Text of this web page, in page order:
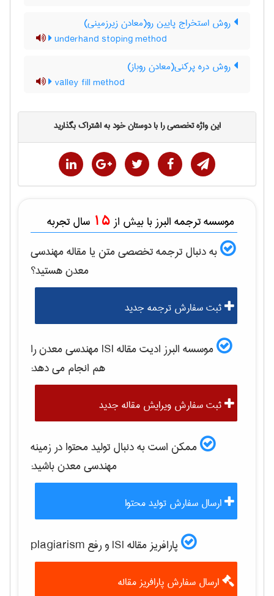
روش استخراج پایین رو(معادن زیرزمینی)
underhand stoping method
روش دره پرکنی(معادن روباز)
valley fill method
این واژه تخصصی را با دوستان خود به اشتراک بگذارید
موسسه ترجمه البرز با بیش از 15 سال تجربه
به دنبال ترجمه تخصصی متن یا مقالهمهندسی
معدنهستید؟
ثبت سفارش ترجمه جدید
موسسه البرز ادیت مقاله ISI مهندسی معدنرا
هم انجام می دهد:
ثبت سفارش ویرایش مقاله جدید
ممکن است به دنبال تولید محتوا در زمینه
مهندسی معدنباشید:
ارسال سفارش تولید محتوا
پارافریز مقاله ISI و رفع plagiarism
ارسال سفارش پارافریز مقاله